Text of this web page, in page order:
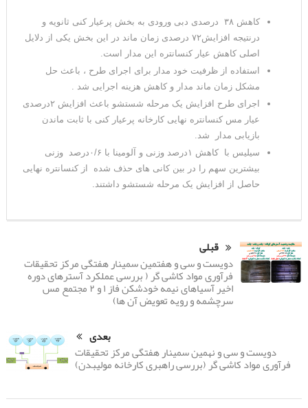
کاهش ۳۸ درصدی دبی ورودی به بخش پرعیار کنی ثانویه و
درنتیجه افزایش۷۲ درصدی زمان ماند در این بخش یکی از دلایل
اصلی کاهش عیار کنسانتره این مدار است.
استفاده از ظرفیت خود مدار برای اجرای طرح ، باعث حل
مشکل زمان ماند مدار و کاهش هزینه اجرایی شد .
اجرای طرح افزایش یک مرحله شستشو باعث افزایش ۲درصدی
عیار مس کنسانتره نهایی کارخانه پرعیار کنی با ثابت ماندن
بازیابی مدار شد.
سیلیس با کاهش ۱درصد وزنی و آلومینا با ۰/۶درصد وزنی
بیشترین سهم را در بین کانی های حذف شده از کنسانتره نهایی
حاصل از افزایش یک مرحله شستشو داشتند.
قبلی
دویست و سی و هفتمین سمینار هفتگی مرکز تحقیقات
فرآوری مواد کاشی گر ( بررسی عملکرد آسترهای دوره
اخیر آسیاهای نیمه خودشکن فاز ۱ و ۲ مجتمع مس
سرچشمه و رویه تعویض آن ها)
بعدی
دویست و سی و نهمین سمینار هفتگی مرکز تحقیقات
فرآوری مواد کاشی گر (بررسی راهبری کارخانه مولیبدن)